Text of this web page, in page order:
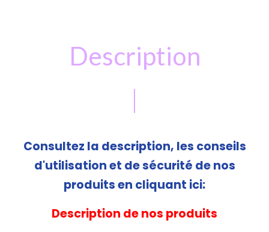
Description
Consultez la description, les conseils
d'utilisation et de sécurité de nos
produits en cliquant ici:
Description de nos produits